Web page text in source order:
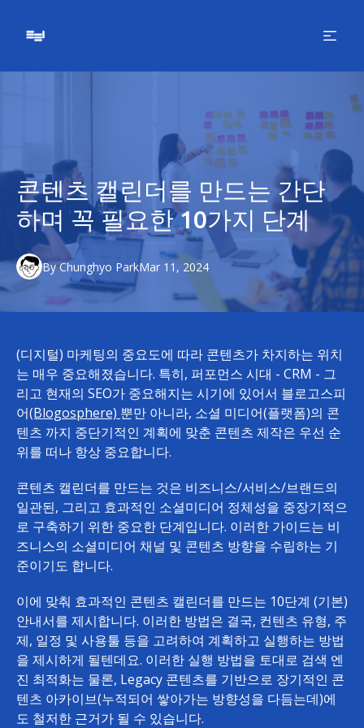
콘텐츠 캘린더를 만드는 간단
하며 꼭 필요한 10가지 단계
Mar 11, 2024
By Chunghyo Park
(디지털) 마케팅의 중요도에 따라 콘텐츠가 차지하는 위치
는 매우 중요해졌습니다. 특히, 퍼포먼스 시대 - CRM - 그
리고 현재의 SEO가 중요해지는 시기에 있어서 블로고스피
어(Blogosphere) 뿐만 아니라, 소셜 미디어(플랫폼)의 콘
텐츠 까지 중단기적인 계획에 맞춘 콘텐츠 제작은 우선 순
위를 떠나 항상 중요합니다.
콘텐츠 캘린더를 만드는 것은 비즈니스/서비스/브랜드의
일관된, 그리고 효과적인 소셜미디어 정체성을 중장기적으
로 구축하기 위한 중요한 단계입니다. 이러한 가이드는 비
즈니스의 소셜미디어 채널 및 콘텐츠 방향을 수립하는 기
준이기도 합니다.
이에 맞춰 효과적인 콘텐츠 캘린더를 만드는 10단계 (기본)
안내서를 제시합니다. 이러한 방법은 결국, 컨텐츠 유형, 주
제, 일정 및 사용툴 등을 고려하여 계획하고 실행하는 방법
을 제시하게 될텐데요. 이러한 실행 방법을 토대로 검색 엔
진 최적화는 물론, Legacy 콘텐츠를 기반으로 장기적인 콘
텐츠 아카이브(누적되어 쌓아가는 방향성을 다듬는데)에
도 철저한 근거가 될 수 있습니다.